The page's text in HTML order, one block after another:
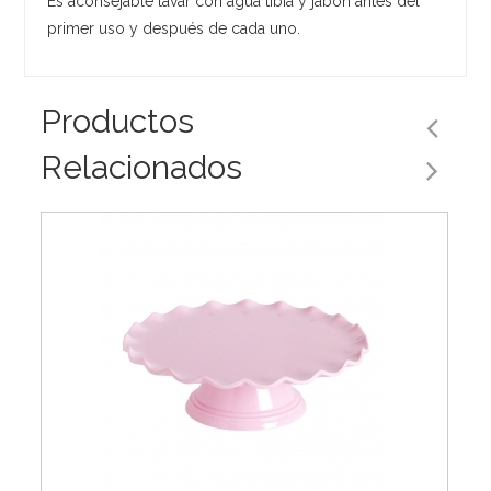
primer uso y después de cada uno.
Productos
Relacionados